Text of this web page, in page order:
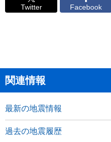
Twitter Facebook
関連情報
最新の地震情報
過去の地震履歴